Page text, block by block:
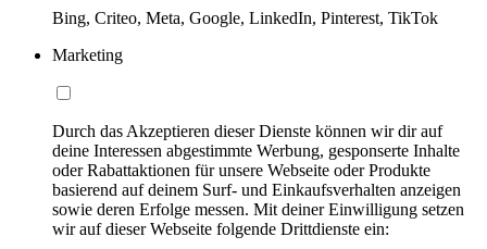
Bing, Criteo, Meta, Google, LinkedIn, Pinterest, TikTok
Marketing
Durch das Akzeptieren dieser Dienste können wir dir auf
deine Interessen abgestimmte Werbung, gesponserte Inhalte
oder Rabattaktionen für unsere Webseite oder Produkte
basierend auf deinem Surf- und Einkaufsverhalten anzeigen
sowie deren Erfolge messen. Mit deiner Einwilligung setzen
wir auf dieser Webseite folgende Drittdienste ein: